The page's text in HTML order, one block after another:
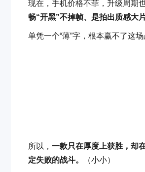
现在，手机价格不菲，升级周期
畅“开黑”不掉帧、是拍出质感大
单凭一个“薄”字，根本赢不了这场
所以， 一款只在厚度上获胜，却
定失败的战斗。
（小小）